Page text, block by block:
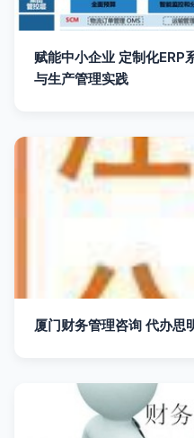
赋能中小企业 定制化ERP
与生产管理实践
厦门财务管理咨询 代办思